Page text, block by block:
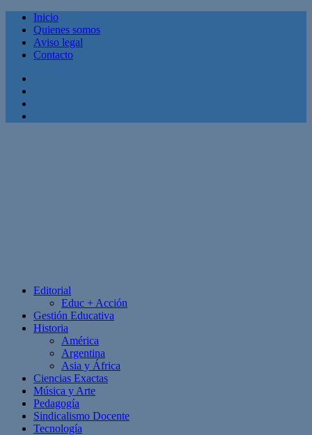
Inicio
Quienes somos
Aviso legal
Contacto
Editorial
Educ + Acción
Gestión Educativa
Historia
América
Argentina
Asia y África
Ciencias Exactas
Música y Arte
Pedagogía
Sindicalismo Docente
Tecnología